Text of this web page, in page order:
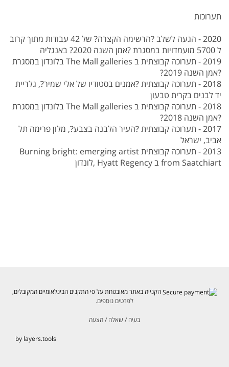
תערוכות
2020 - הגעה לשלב ?הרשימה הקצרה? של 42 עבודות מתוך קרוב
ל 5700 מועמדויות במסגרת ?אמן השנה 2020? באנגליה
2019 - תערוכה קבוצתית ב The Mall galleries בלונדון במסגרת
?אמן השנה 2019?
2018 - תערוכה קבוצתית ?אמנים בסטודיו של אלי שמיר?, גלריית
יד לבנים בקרית טבעון
2018 - תערוכה קבוצתית ב The Mall galleries בלונדון במסגרת
?אמן השנה 2018?
2017 - תערוכה קבוצתית ?העיר הלבנה בצבע?, מלון פרימה תל
אביב, ישראל
2013 - תערוכה קבוצתית Burning bright: emerging artist
from Saatchiart ב Hyatt Regency ,לונדון
הקנייה באתר מאובטחת על פי התקנים הבינלאומיים המקובלים,
לפרטים נוספים.
בעיה / שאלה / הצעה
by layers.tools